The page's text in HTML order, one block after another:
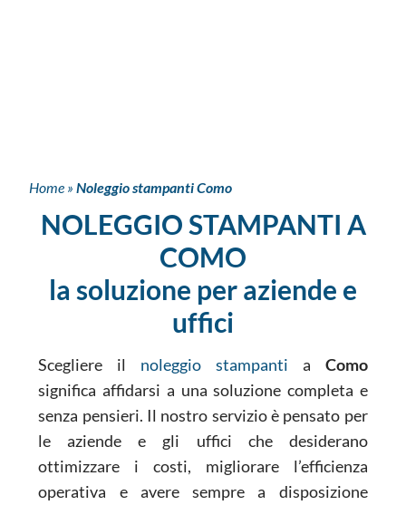
Home »Noleggio stampanti Como
NOLEGGIO STAMPANTI A
COMO
la soluzione per aziende e
uffici
Scegliere il noleggio stampanti a Como
significa affidarsi a una soluzione completa e
senza pensieri. Il nostro servizio è pensato per
le aziende e gli uffici che desiderano
ottimizzare i costi, migliorare l’efficienza
operativa e avere sempre a disposizione